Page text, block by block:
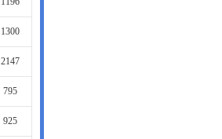
1300
2147
795
925